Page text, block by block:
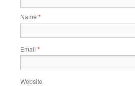
Name *
Email *
Website